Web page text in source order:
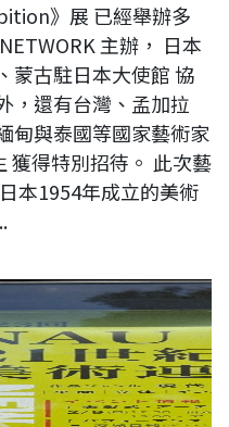
》展 已經舉辦多
主辦， 日本
蒙古駐日本大使館 協
，還有台灣、孟加拉
甸與泰國等國家藝術家
獲得特別招待。 此次藝
本1954年成立的美術
美術連立展》-東京國立新美術